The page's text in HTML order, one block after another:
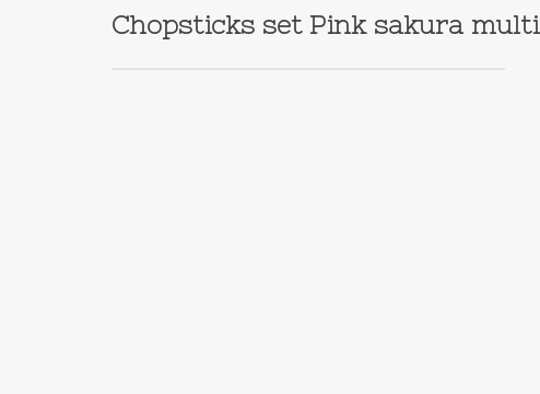
Chopsticks set Pink sakura multi